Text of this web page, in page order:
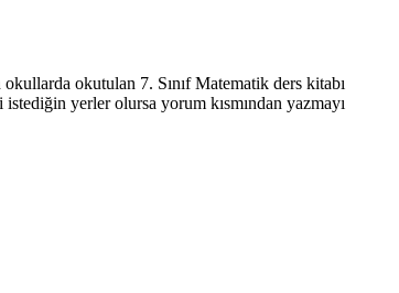
okutulan 7. Sınıf Matematik ders kitabı
yerler olursa yorum kısmından yazmayı